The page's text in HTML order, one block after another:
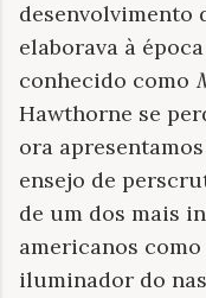
desenvolvimento
elaborava à
conhecido como
Hawthorne se
ora
ensejo de
de um dos mais
americanos
iluminador do